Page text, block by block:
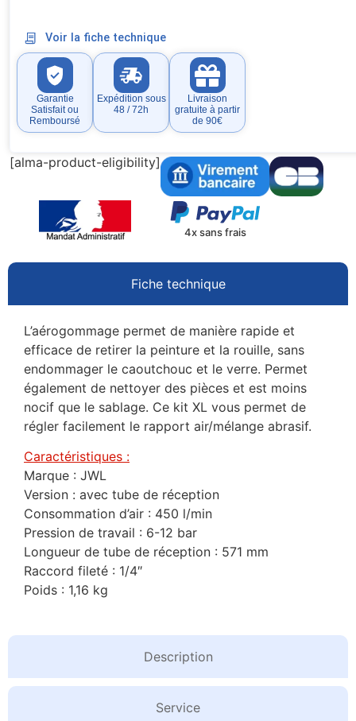
Voir la fiche technique
Garantie
Satisfait ou
Remboursé
Expédition sous
48 / 72h
Livraison
gratuite à partir
de 90€
[alma-product-eligibility]
4x sans frais
Fiche technique
Description
Service
L’aérogommage permet de manière rapide et
efficace de retirer la peinture et la rouille, sans
endommager le caoutchouc et le verre. Permet
également de nettoyer des pièces et est moins
nocif que le sablage. Ce kit XL vous permet de
régler facilement le rapport air/mélange abrasif.
Caractéristiques :
Marque : JWL
Version : avec tube de réception
Consommation d’air : 450 l/min
Pression de travail : 6-12 bar
Longueur de tube de réception : 571 mm
Raccord fileté : 1/4″
Poids : 1,16 kg